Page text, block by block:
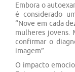
Embora o
é considerado
“Nove em cada
mulheres jovens.
confirmar o
imagem”.
O impacto